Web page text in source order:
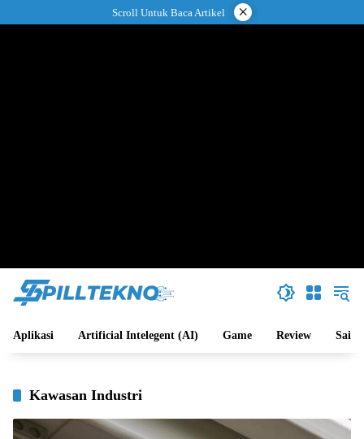
ke
Scroll Untuk Baca Artikel ×
Aplikasi Artificial Intelegent (AI) Game Review Sains
Kawasan Industri